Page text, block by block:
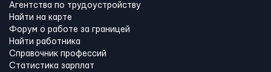
Агентства по трудоустройству
Найти на карте
Форум о работе за границей
Найти работника
Справочник профессий
Статистика зарплат